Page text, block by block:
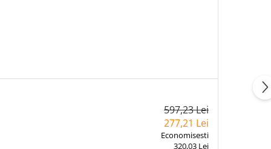
597,23 Lei
277,21 Lei
Economisesti
320,03 Lei